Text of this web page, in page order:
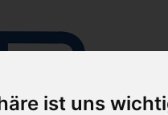
ist uns